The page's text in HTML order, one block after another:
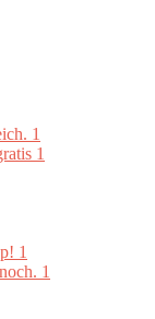
1
1
1
1